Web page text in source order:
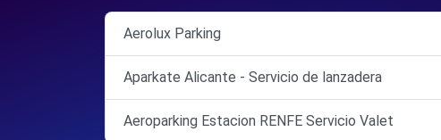
Aerolux Parking
Aparkate Alicante - Servicio de lanzadera
Aeroparking Estacion RENFE Servicio Valet